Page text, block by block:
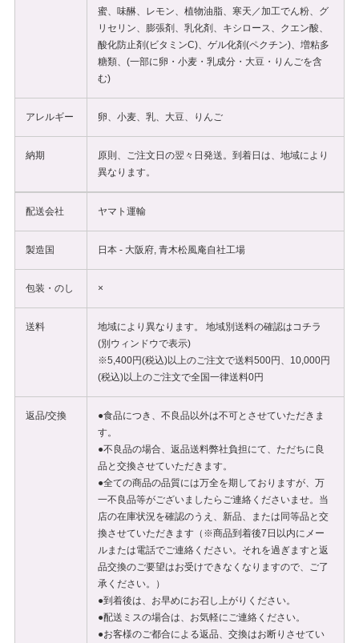
蜜、味醂、レモン、植物油脂、寒天／加工でん粉、グ
リセリン、膨張剤、乳化剤、キシロース、クエン酸、
酸化防止剤(ビタミンC)、ゲル化剤(ペクチン)、増粘多
糖類、(一部に卵・小麦・乳成分・大豆・りんごを含
む)
アレルギー 卵、小麦、乳、大豆、りんご
納期
原則、ご注文日の翌々日発送。到着日は、地域により
異なります。
配送会社 ヤマト運輸
製造国 日本 - 大阪府, 青木松風庵自社工場
包装・のし ×
送料 地域により異なります。 地域別送料の確認はコチラ
(別ウィンドウで表示)
※5,400円(税込)以上のご注文で送料500円、10,000円
(税込)以上のご注文で全国一律送料0円
返品/交換
●食品につき、不良品以外は不可とさせていただきま
す。
●不良品の場合、返品送料弊社負担にて、ただちに良
品と交換させていただきます。
●全ての商品の品質には万全を期しておりますが、万
一不良品等がございましたらご連絡くださいませ。当
店の在庫状況を確認のうえ、新品、または同等品と交
換させていただきます（※商品到着後7日以内にメー
ルまたは電話でご連絡ください。それを過ぎますと返
品交換のご要望はお受けできなくなりますので、ご了
承ください。）
●到着後は、お早めにお召し上がりください。
●配送ミスの場合は、お気軽にご連絡ください。
●お客様のご都合による返品、交換はお断りさせてい